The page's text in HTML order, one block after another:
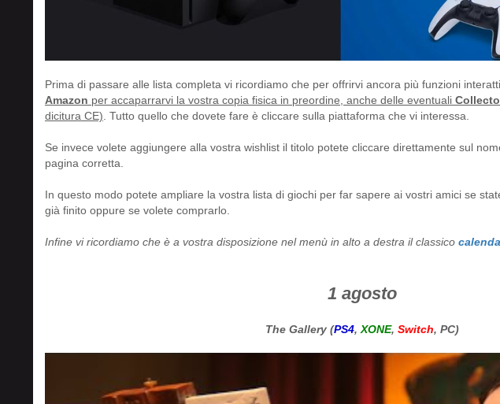
Prima di passare alle lista completa vi ricordiamo che per offrirvi ancora più funzioni
Amazon per accaparrarvi la vostra copia fisica in preordine, anche delle eventuali
dicitura CE). Tutto quello che dovete fare è cliccare sulla piattaforma che vi interessa.
Se invece volete aggiungere alla vostra wishlist il titolo potete cliccare direttamente sul
pagina corretta.
In questo modo potete ampliare la vostra lista di giochi per far sapere ai vostri amici se
già finito oppure se volete comprarlo.
Infine vi ricordiamo che è a vostra disposizione nel menù in alto a destra il classico
1 agosto
The Gallery (PS4,XONE, Switch, PC)